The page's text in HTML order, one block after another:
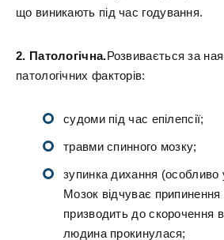
що виникають під час годування.
2. Патологічна.Розвивається за
патологічних факторів:
судоми під час епілепсії;
травми спинного мозку;
зупинка дихання (особливо
Мозок відчуває припинення
призводить до скорочення
людина прокинулася;